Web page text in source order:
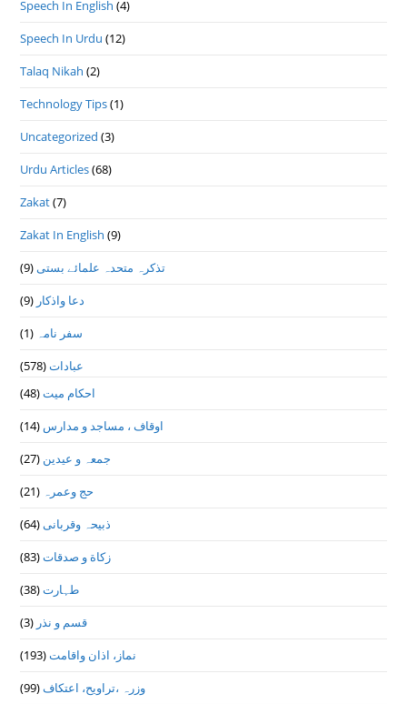
Speech In English (4)
Speech In Urdu (12)
Talaq Nikah (2)
Technology Tips(1)
Uncategorized (3)
Urdu Articles(68)
Zakat(7)
Zakat In English (9)
تذكرہ متحدہ علمائے بستى(9)
دعا واذكار (9)
سفر نامہ (1)
عبادات(578)
احکام میت(48)
اوقاف ، مساجد و مدارس (14)
جمعہ و عیدین (27)
حج وعمرہ (21)
ذبیحہ وقربانی(64)
زکاة و صدقات(83)
طہارت(38)
قسم و نذر (3)
نماز، اذان واقامت(193)
وزرہ ،تراويح، اعتكاف(99)